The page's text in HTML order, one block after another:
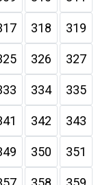
318 319
326 327
334 335
342 343
350 351